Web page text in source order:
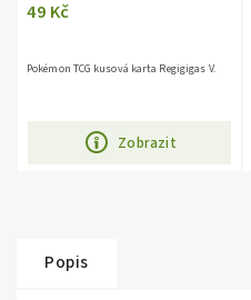
49 Kč
Zobrazit
Pokémon TCG kusová karta Regigigas V.
Popis